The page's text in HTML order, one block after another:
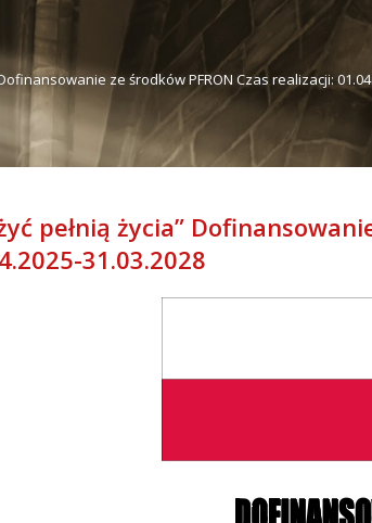
ze środków PFRON Czas realizacji:
pełnią życia”
31.03.2028